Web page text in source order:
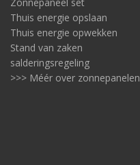
Thuis energie opslaan
Thuis energie opwekken
Stand van zaken
salderingsregeling
>>> Méér over zonnepanelen